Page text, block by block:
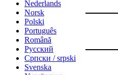
Nederlands
Norsk
Polski
Português
Română
Русский
Српски / srpski
Svenska